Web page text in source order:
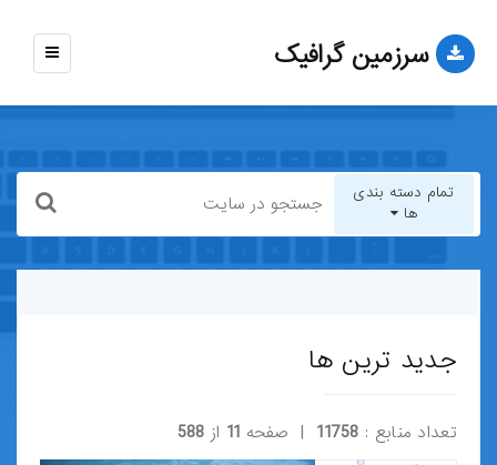
سرزمین گرافیک
نمایش
تمام دسته بندی
ها
تمام دسته بندی ها
قالب-وردپرس
قالب-HTML
جدید ترین ها
تعداد منابع : 11758 | صفحه 11 از 588